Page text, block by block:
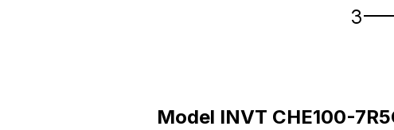
Model INVT CHE100-